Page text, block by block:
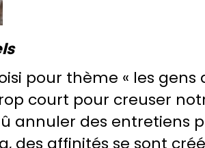
pour thème « les gens
court pour creuser
annuler des entretiens
des affinités se sont